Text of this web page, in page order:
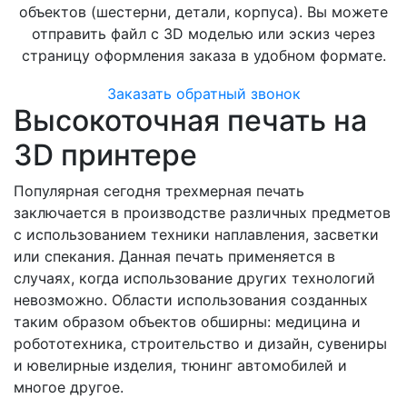
объектов (шестерни, детали, корпуса). Вы можете
отправить файл с 3D моделью или эскиз через
страницу оформления заказа в удобном формате.
Заказать обратный звонок
Высокоточная печать на
3D принтере
Популярная сегодня трехмерная печать
заключается в производстве различных предметов
с использованием техники наплавления, засветки
или спекания. Данная печать применяется в
случаях, когда использование других технологий
невозможно. Области использования созданных
таким образом объектов обширны: медицина и
робототехника, строительство и дизайн, сувениры
и ювелирные изделия, тюнинг автомобилей и
многое другое.